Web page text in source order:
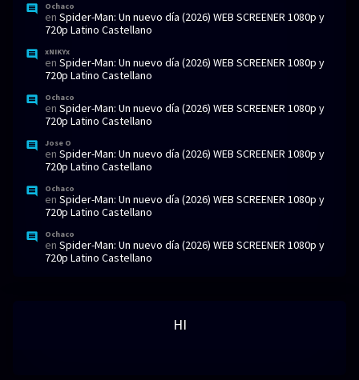
Ochaco
en Spider-Man: Un nuevo día (2026) WEB SCREENER 1080p y
720p Latino Castellano
xNIKYx
en Spider-Man: Un nuevo día (2026) WEB SCREENER 1080p y
720p Latino Castellano
Ochaco
en Spider-Man: Un nuevo día (2026) WEB SCREENER 1080p y
720p Latino Castellano
Jose O
en Spider-Man: Un nuevo día (2026) WEB SCREENER 1080p y
720p Latino Castellano
Ochaco
en Spider-Man: Un nuevo día (2026) WEB SCREENER 1080p y
720p Latino Castellano
Ochaco
en Spider-Man: Un nuevo día (2026) WEB SCREENER 1080p y
720p Latino Castellano
HI